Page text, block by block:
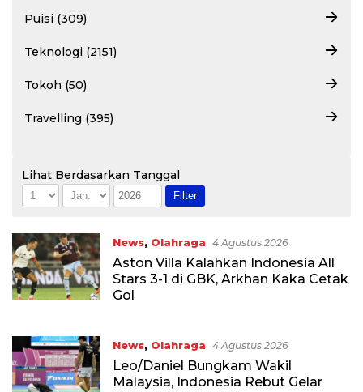
Puisi (309)
Teknologi (2151)
Tokoh (50)
Travelling (395)
Lihat Berdasarkan Tanggal
News, Olahraga 4 Agustus 2026
Aston Villa Kalahkan Indonesia All
Stars 3-1 di GBK, Arkhan Kaka Cetak
Gol
News, Olahraga 4 Agustus 2026
Leo/Daniel Bungkam Wakil
Malaysia, Indonesia Rebut Gelar